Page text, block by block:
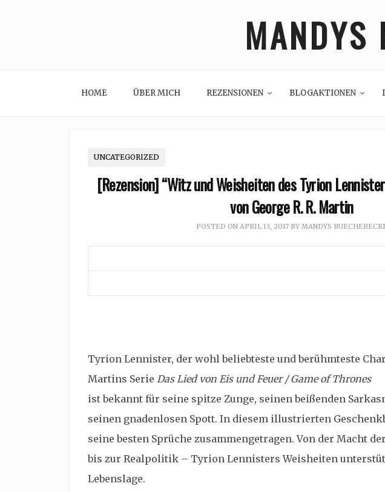
MANDYS
HOME ÜBER MICH REZENSIONEN BLOGAKTIONEN
UNCATEGORIZED
[Rezension] “Witz und Weisheiten des Tyrion
von George R. R. Martin
POSTED ON APRIL 13, 2017 BY MANDYS
Tyrion Lennister, der wohl beliebteste und berühmteste
Martins Serie Das Lied von Eis und Feuer / Game of Thrones
ist bekannt für seine spitze Zunge, seinen beißenden
seinen gnadenlosen Spott. In diesem illustrierten
seine besten Sprüche zusammengetragen. Von der Macht
bis zur Realpolitik – Tyrion Lennisters Weisheiten
Lebenslage.